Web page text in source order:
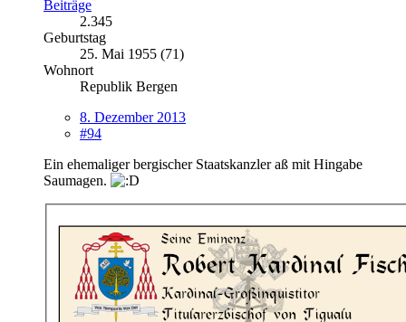
Beiträge
2.345
Geburtstag
25. Mai 1955 (71)
Wohnort
Republik Bergen
8. Dezember 2013
#94
Ein ehemaliger bergischer Staatskanzler aß mit Hingabe
Saumagen.